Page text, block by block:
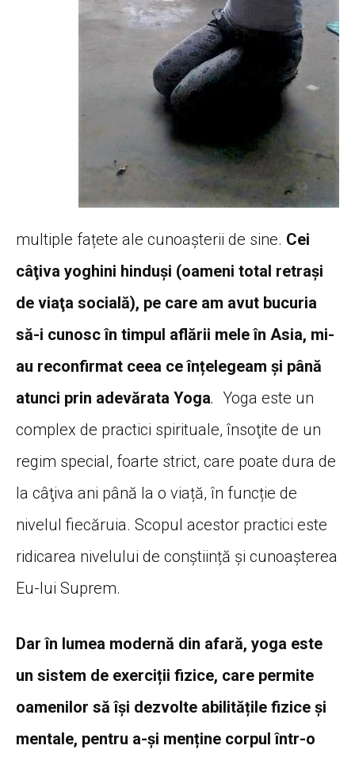
multiple fațete ale cunoașterii de sine. Cei
câţiva yoghini hinduşi (oameni total retraşi
de viaţa socială), pe care am avut bucuria
să-i cunosc în timpul aflării mele în Asia, mi-
au reconfirmat ceea ce înțelegeam şi până
atunci prin adevărata Yoga. Yoga este un
complex de practici spirituale, însoţite de un
regim special, foarte strict, care poate dura de
la câţiva ani până la o viață, în funcție de
nivelul fiecăruia. Scopul acestor practici este
ridicarea nivelului de conștiință și cunoașterea
Eu-lui Suprem.
Dar în lumea modernă din afară, yoga este
un sistem de exerciții fizice, care permite
oamenilor să îşi dezvolte abilitățile fizice și
mentale, pentru a-şi menține corpul într-o